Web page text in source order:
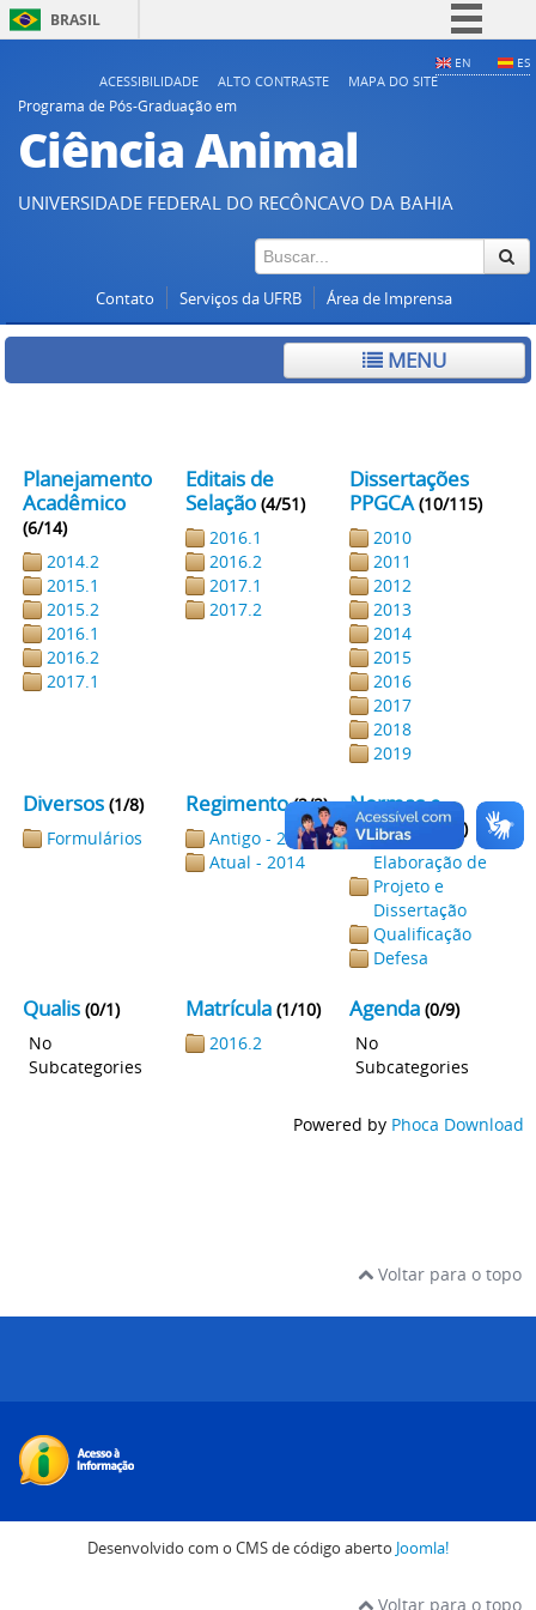
BRASIL
Participe
Acesso à informação
Legislação
EN ES
ACESSIBILIDADE ALTO CONTRASTE
MAPA DO SITE
Programa de Pós-Graduação em
Ciência Animal
UNIVERSIDADE FEDERAL DO RECÔNCAVO DA BAHIA
Contato Serviços da UFRB Área de Imprensa
MENU
Planejamento
Acadêmico
(6/14)
2014.2
2015.1
2015.2
2016.1
2016.2
2017.1
Editais de
Selação (4/51)
2016.1
2016.2
2017.1
2017.2
Dissertações
PPGCA (10/115)
2010
2011
2012
2013
2014
2015
2016
2017
2018
2019
Diversos (1/8)
Formulários
Regimento (2/2)
Antigo - 2009
Atual - 2014
Normas e
Anexos (3/10)
Elaboração de
Projeto e
Dissertação
Qualificação
Defesa
Qualis (0/1)
No
Subcategories
Matrícula (1/10)
2016.2
Agenda(0/9)
No
Subcategories
Powered by Phoca Download
Voltar para o topo
Desenvolvido com o CMS de código aberto Joomla!
Voltar para o topo